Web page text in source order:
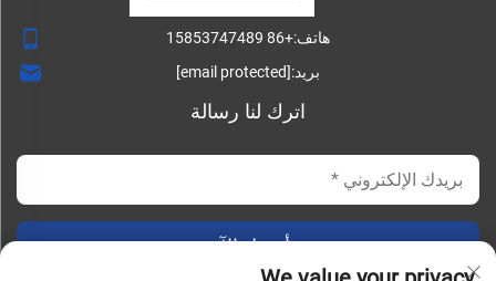
هاتف:+86 15853747489
بريد:[email protected]
اترك لنا رسالة
أرسل الآن